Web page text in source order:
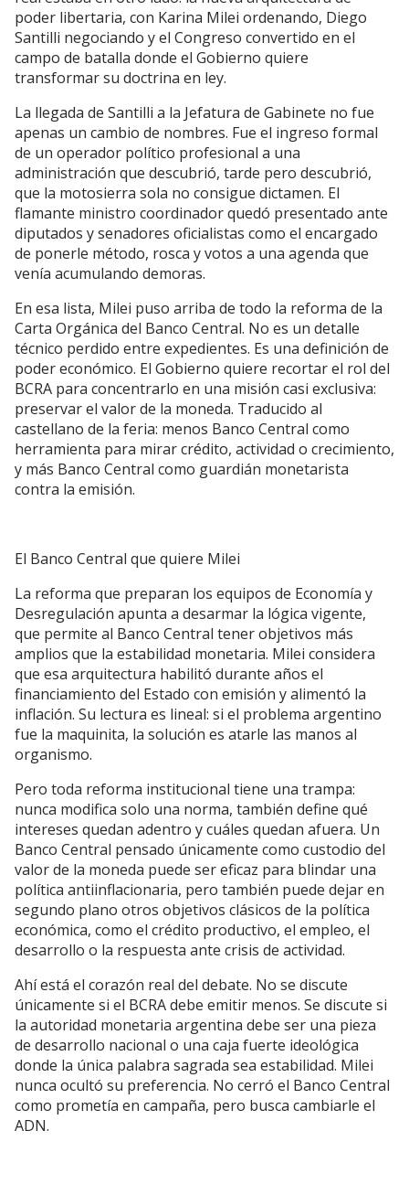
poder libertaria, con Karina Milei ordenando, Diego
Santilli negociando y el Congreso convertido en el
campo de batalla donde el Gobierno quiere
transformar su doctrina en ley.
La llegada de Santilli a la Jefatura de Gabinete no fue
apenas un cambio de nombres. Fue el ingreso formal
de un operador político profesional a una
administración que descubrió, tarde pero descubrió,
que la motosierra sola no consigue dictamen. El
flamante ministro coordinador quedó presentado ante
diputados y senadores oficialistas como el encargado
de ponerle método, rosca y votos a una agenda que
venía acumulando demoras.
En esa lista, Milei puso arriba de todo la reforma de la
Carta Orgánica del Banco Central. No es un detalle
técnico perdido entre expedientes. Es una definición de
poder económico. El Gobierno quiere recortar el rol del
BCRA para concentrarlo en una misión casi exclusiva:
preservar el valor de la moneda. Traducido al
castellano de la feria: menos Banco Central como
herramienta para mirar crédito, actividad o crecimiento,
y más Banco Central como guardián monetarista
contra la emisión.
El Banco Central que quiere Milei
La reforma que preparan los equipos de Economía y
Desregulación apunta a desarmar la lógica vigente,
que permite al Banco Central tener objetivos más
amplios que la estabilidad monetaria. Milei considera
que esa arquitectura habilitó durante años el
financiamiento del Estado con emisión y alimentó la
inflación. Su lectura es lineal: si el problema argentino
fue la maquinita, la solución es atarle las manos al
organismo.
Pero toda reforma institucional tiene una trampa:
nunca modifica solo una norma, también define qué
intereses quedan adentro y cuáles quedan afuera. Un
Banco Central pensado únicamente como custodio del
valor de la moneda puede ser eficaz para blindar una
política antiinflacionaria, pero también puede dejar en
segundo plano otros objetivos clásicos de la política
económica, como el crédito productivo, el empleo, el
desarrollo o la respuesta ante crisis de actividad.
Ahí está el corazón real del debate. No se discute
únicamente si el BCRA debe emitir menos. Se discute si
la autoridad monetaria argentina debe ser una pieza
de desarrollo nacional o una caja fuerte ideológica
donde la única palabra sagrada sea estabilidad. Milei
nunca ocultó su preferencia. No cerró el Banco Central
como prometía en campaña, pero busca cambiarle el
ADN.